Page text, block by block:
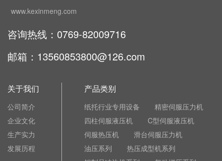
www.kexinmeng.com
咨询热线：0769-82009716
邮箱：13560853800@126.com
关于我们
公司简介
企业文化
生产实力
发展历程
产品类别
纸托行业专用设备
精密伺服压力机
四柱伺服液压机
C型伺服液压机
伺服热压机
滑台伺服压力机
油压系列
热压成型机系列